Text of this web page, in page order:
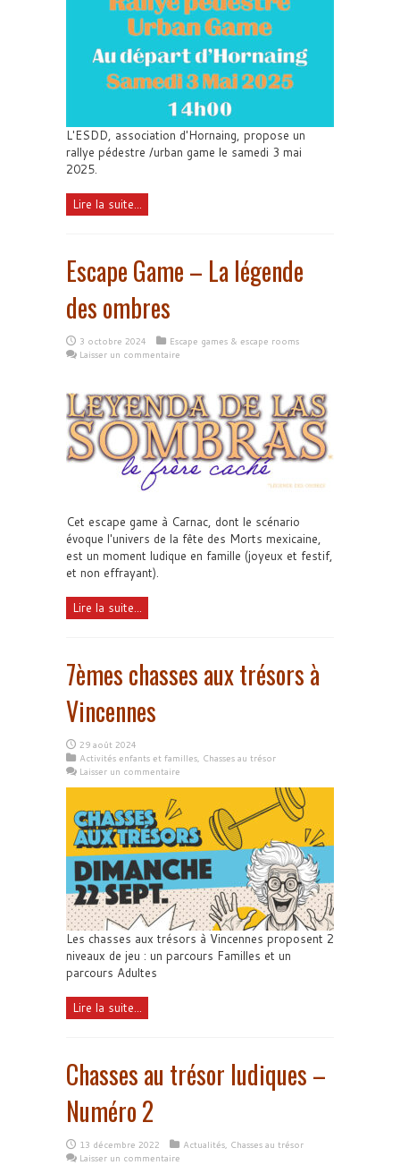
L'ESDD, association d'Hornaing, propose un
rallye pédestre /urban game le samedi 3 mai
2025.
Lire la suite...
Escape Game – La légende
des ombres
3 octobre 2024
Escape games & escape rooms
Laisser un commentaire
Cet escape game à Carnac, dont le scénario
évoque l'univers de la fête des Morts mexicaine,
est un moment ludique en famille (joyeux et festif,
et non effrayant).
Lire la suite...
7èmes chasses aux trésors à
Vincennes
29 août 2024
Activités enfants et familles, Chasses au trésor
Laisser un commentaire
Les chasses aux trésors à Vincennes proposent 2
niveaux de jeu : un parcours Familles et un
parcours Adultes
Lire la suite...
Chasses au trésor ludiques –
Numéro 2
13 décembre 2022 Actualités, Chasses au trésor
Laisser un commentaire